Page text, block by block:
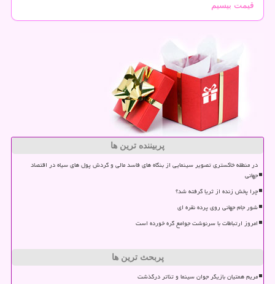
قیمت بیسیم
پربیننده ترین ها
در منطقه خاکستری تصویر سینمایی از بنگاه های فاسد مالی و گردش پول های سیاه در اقتصاد
جهانی
چرا پخش زنده از ثریا گرفته شد؟
شور جام جهانی روی پرده نقره ای
امروز ارتباطات با سرنوشت جوامع گره خورده است
پربحث ترین ها
مریم همتیان بازیگر جوان سینما و تئاتر درگذشت